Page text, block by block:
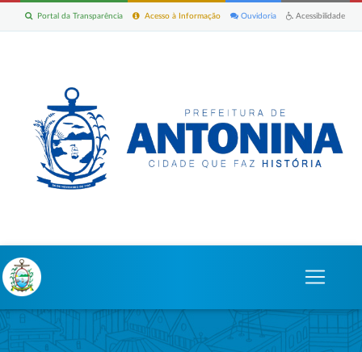
Acessibilidade
Ouvidoria
Acesso à Informação
Portal da Transparência